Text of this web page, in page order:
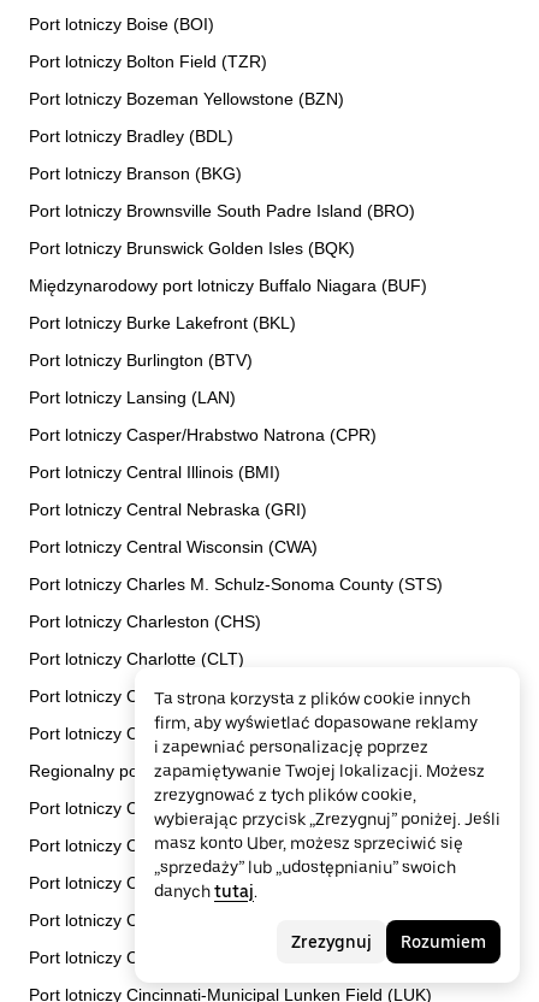
Port lotniczy Boise (BOI)
Port lotniczy Bolton Field (TZR)
Port lotniczy Bozeman Yellowstone (BZN)
Port lotniczy Bradley (BDL)
Port lotniczy Branson (BKG)
Port lotniczy Brownsville South Padre Island (BRO)
Port lotniczy Brunswick Golden Isles (BQK)
Międzynarodowy port lotniczy Buffalo Niagara (BUF)
Port lotniczy Burke Lakefront (BKL)
Port lotniczy Burlington (BTV)
Port lotniczy Lansing (LAN)
Port lotniczy Casper/Hrabstwo Natrona (CPR)
Port lotniczy Central Illinois (BMI)
Port lotniczy Central Nebraska (GRI)
Port lotniczy Central Wisconsin (CWA)
Port lotniczy Charles M. Schulz-Sonoma County (STS)
Port lotniczy Charleston (CHS)
Port lotniczy Charlotte (CLT)
Port lotniczy Charlottesville Albemarle (CHO)
Port lotniczy Cherry Capital (TVC)
Regionalny port lotniczy Cheyenne (CYS)
Port lotniczy Chicago-Midway (MDW)
Port lotniczy Chicago-O'Hare (ORD)
Port lotniczy Chicago Rockford (RFD)
Port lotniczy Chippewa County (CIU)
Port lotniczy Chippewa Valley (EAU)
Port lotniczy Cincinnati-Municipal Lunken Field (LUK)
Ta strona korzysta z plików cookie innych
firm, aby wyświetlać dopasowane reklamy
i zapewniać personalizację poprzez
zapamiętywanie Twojej lokalizacji. Możesz
zrezygnować z tych plików cookie,
wybierając przycisk „Zrezygnuj” poniżej. Jeśli
masz konto Uber, możesz sprzeciwić się
„sprzedaży” lub „udostępnianiu” swoich
danychtutaj.
Zrezygnuj Rozumiem